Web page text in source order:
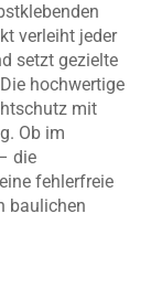
verleiht jeder
setzt gezielte
hochwertige
mit
Ob im
die
fehlerfreie
baulichen